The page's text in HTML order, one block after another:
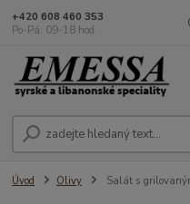
+420 608 460 353
Po-Pá: 09-18 hod.
Úvod Olivy Salát s